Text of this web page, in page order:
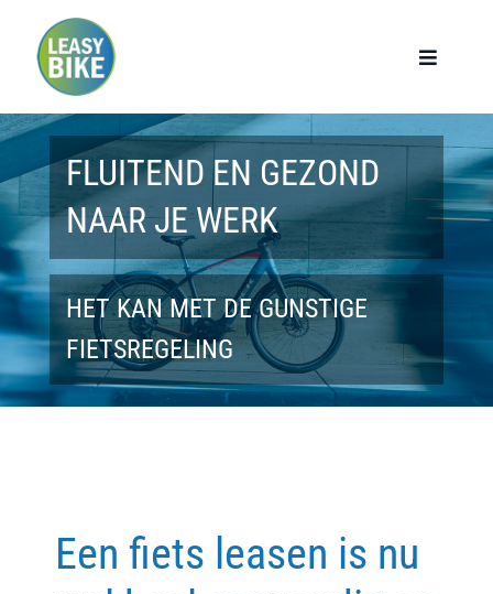
Toggle
Home
Werknemers
Werkgevers
Privé lease
Modellen
Contact
FLUITEND EN GEZOND
NAAR JE WERK
HET KAN MET DE GUNSTIGE
FIETSREGELING
Een fiets leasen is nu